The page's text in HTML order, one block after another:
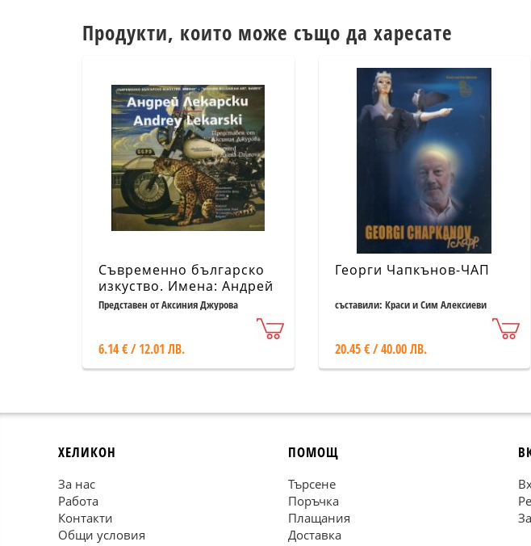
Продукти, които може също да харесате
Съвременно българско
изкуство. Имена: Андрей
Лекарски
Представен от Аксиния Джурова
6.14 € / 12.01 ЛВ.
Георги Чапкънов-ЧАП
съставили: Краси и Сим Алексиеви
20.45 € / 40.00 ЛВ.
ХЕЛИКОН
За нас
Работа
Контакти
Общи условия
ПОМОЩ
Търсене
Поръчка
Плащания
Доставка